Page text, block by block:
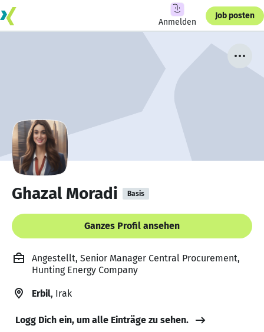
Anmelden
Job posten
Ghazal Moradi Basis
Ganzes Profil ansehen
Angestellt, Senior Manager Central Procurement,
Hunting Energy Company
Erbil, Irak
Logg Dich ein, um alle Einträge zu sehen.